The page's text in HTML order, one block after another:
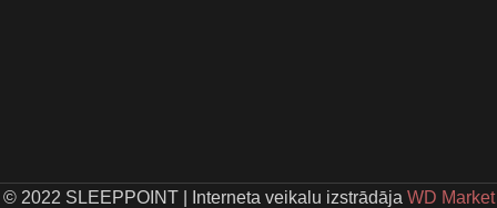
© 2022 SLEEPPOINT Interneta veikalu izstrādāja WD Market